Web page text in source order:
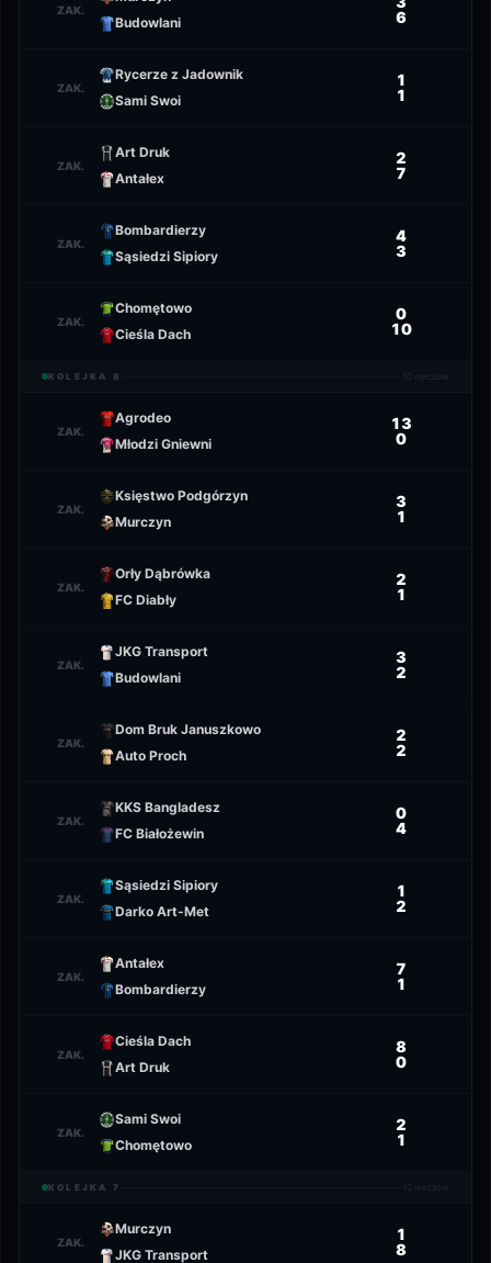
ZAK.
Budowlani
6
ZAK.
Rycerze z Jadownik
Sami Swoi
1
1
ZAK.
Art Druk
Antałex
2
7
ZAK.
Bombardierzy
Sąsiedzi Sipiory
4
3
ZAK.
Chomętowo
Cieśla Dach
0
10
KOLEJKA 8 meczów
ZAK.
Agrodeo
Młodzi Gniewni
13
0
ZAK.
Księstwo Podgórzyn
Murczyn
3
1
ZAK.
Orły Dąbrówka
FC Diabły
2
1
ZAK.
JKG Transport
Budowlani
3
2
ZAK.
Dom Bruk Januszkowo
Auto Proch
2
2
ZAK.
KKS Bangladesz
FC Białożewin
0
4
ZAK.
Sąsiedzi Sipiory
Darko Art-Met
1
2
ZAK.
Antałex
Bombardierzy
7
1
ZAK.
Cieśla Dach
Art Druk
8
0
ZAK.
Sami Swoi
Chomętowo
2
1
KOLEJKA 7 meczów
ZAK.
Murczyn
JKG Transport
1
8